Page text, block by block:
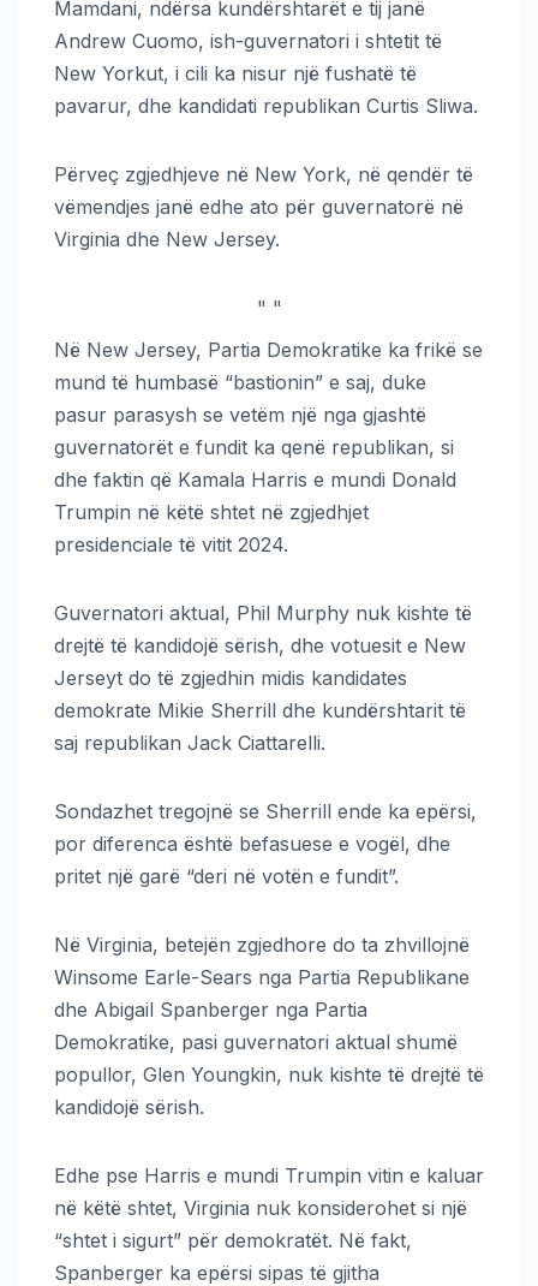
Mamdani, ndërsa kundërshtarët e tij janë
Andrew Cuomo, ish-guvernatori i shtetit të
New Yorkut, i cili ka nisur një fushatë të
pavarur, dhe kandidati republikan Curtis Sliwa.
Përveç zgjedhjeve në New York, në qendër të
vëmendjes janë edhe ato për guvernatorë në
Virginia dhe New Jersey.
" "
Në New Jersey, Partia Demokratike ka frikë se
mund të humbasë “bastionin” e saj, duke
pasur parasysh se vetëm një nga gjashtë
guvernatorët e fundit ka qenë republikan, si
dhe faktin që Kamala Harris e mundi Donald
Trumpin në këtë shtet në zgjedhjet
presidenciale të vitit 2024.
Guvernatori aktual, Phil Murphy nuk kishte të
drejtë të kandidojë sërish, dhe votuesit e New
Jerseyt do të zgjedhin midis kandidates
demokrate Mikie Sherrill dhe kundërshtarit të
saj republikan Jack Ciattarelli.
Sondazhet tregojnë se Sherrill ende ka epërsi,
por diferenca është befasuese e vogël, dhe
pritet një garë “deri në votën e fundit”.
Në Virginia, betejën zgjedhore do ta zhvillojnë
Winsome Earle-Sears nga Partia Republikane
dhe Abigail Spanberger nga Partia
Demokratike, pasi guvernatori aktual shumë
popullor, Glen Youngkin, nuk kishte të drejtë të
kandidojë sërish.
Edhe pse Harris e mundi Trumpin vitin e kaluar
në këtë shtet, Virginia nuk konsiderohet si një
“shtet i sigurt” për demokratët. Në fakt,
Spanberger ka epërsi sipas të gjitha